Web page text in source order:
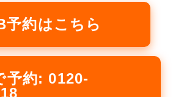
予約はこちら
予約: 0120-